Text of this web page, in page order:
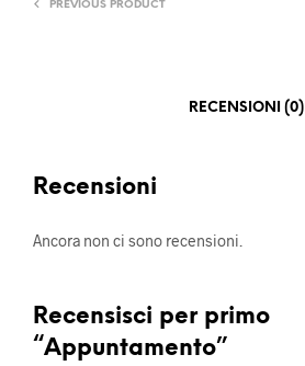
PREVIOUS PRODUCT
RECENSIONI (0)
Recensioni
Ancora non ci sono recensioni.
Recensisci per primo
“Appuntamento”